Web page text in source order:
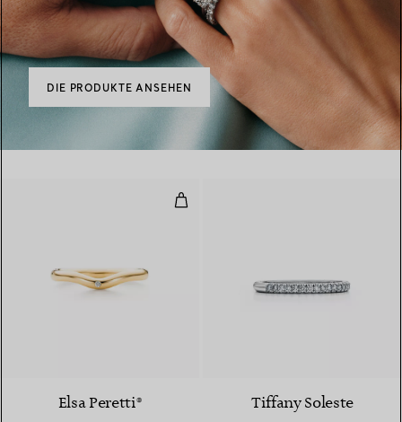
DIE PRODUKTE ANSEHEN
Ehering
Elsa Peretti® Tiffany Soleste